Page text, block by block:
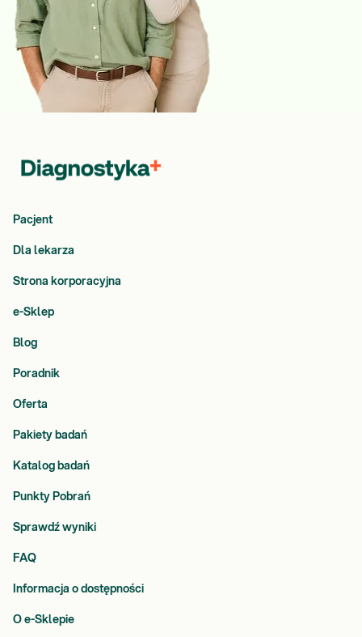
Pacjent
Dla lekarza
Strona korporacyjna
e-Sklep
Blog
Poradnik
Oferta
Pakiety badań
Katalog badań
Punkty Pobrań
Sprawdź wyniki
FAQ
Informacja o dostępności
O e-Sklepie